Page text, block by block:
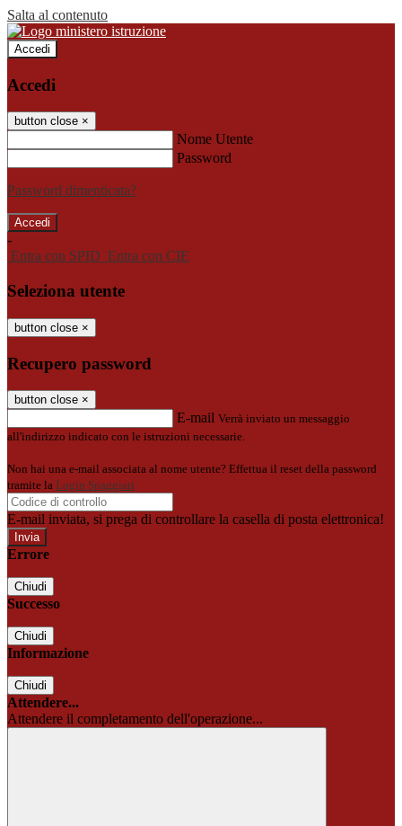
Salta al contenuto
Accedi
Accedi
button close ×
Nome Utente
Password
Password dimenticata?
-
Entra con SPID Entra con CIE
Seleziona utente
button close ×
Recupero password
button close ×
E-mail Verrà inviato un messaggio
all'indirizzo indicato con le istruzioni necessarie.
Non hai una e-mail associata al nome utente? Effettua il reset della password
tramite la Login Spaggiari
E-mail inviata, si prega di controllare la casella di posta elettronica!
Errore
Chiudi
Successo
Chiudi
Informazione
Chiudi
Attendere...
Attendere il completamento dell'operazione...